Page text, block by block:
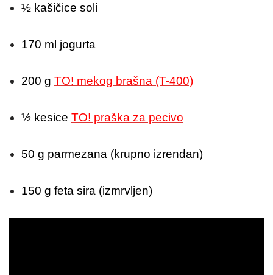
½ kašičice soli
170 ml jogurta
200 g TO! mekog brašna (T-400)
½ kesice TO! praška za pecivo
50 g parmezana (krupno izrendan)
150 g feta sira (izmrvljen)